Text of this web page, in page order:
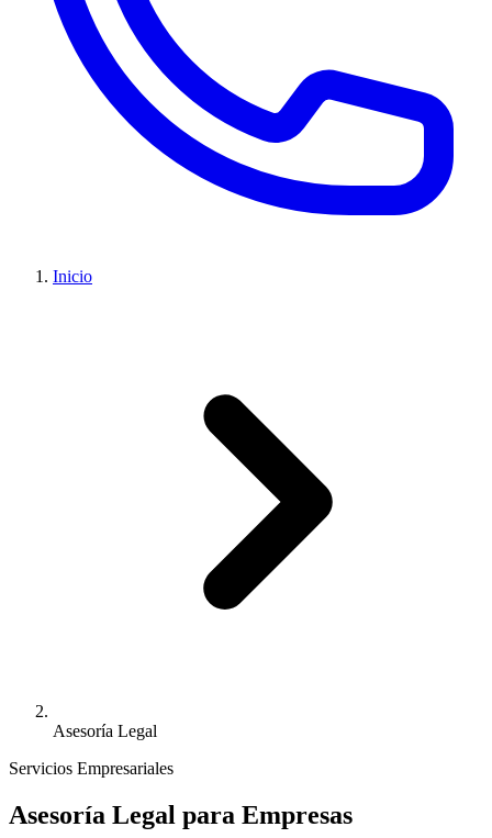
Inicio
Asesoría Legal
Servicios Empresariales
Asesoría Legal para Empresas